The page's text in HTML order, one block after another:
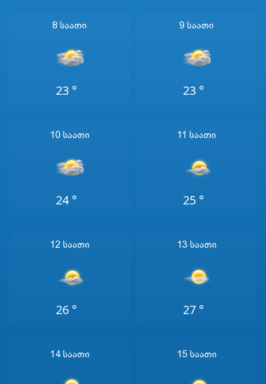
8 Საათი
23 °
9 Საათი
23 °
10 Საათი
24 °
11 Საათი
25 °
12 Საათი
26 °
13 Საათი
27 °
14 Საათი 15 Საათი